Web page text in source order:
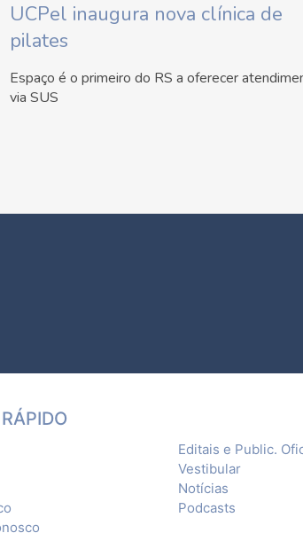
UCPel inaugura nova clínica de
pilates
Espaço é o primeiro do RS a oferecer
via SUS
Editais e Public.
Vestibular
Notícias
Podcasts